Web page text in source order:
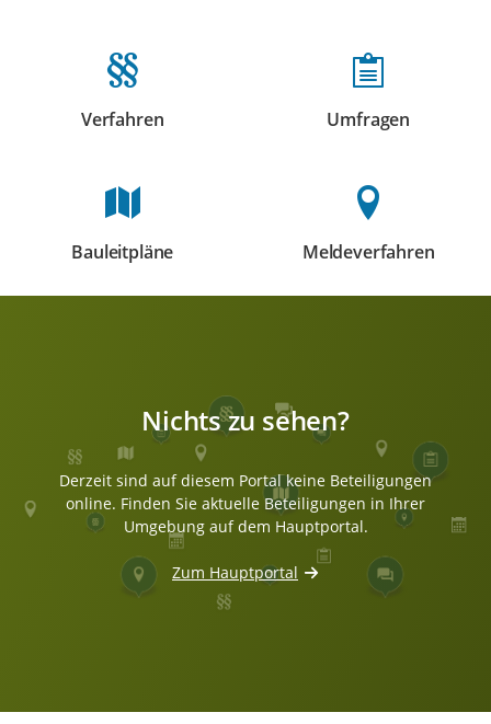
Verfahren Umfragen
Bauleitpläne Meldeverfahren
Nichts zu sehen?
Derzeit sind auf diesem Portal keine Beteiligungen
online. Finden Sie aktuelle Beteiligungen in Ihrer
Umgebung auf dem Hauptportal.
Zum Hauptportal